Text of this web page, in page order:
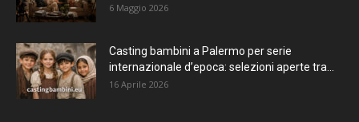
6 Maggio 2026
Casting bambini a Palermo per serie
internazionale d’epoca: selezioni aperte tra...
16 Aprile 2026